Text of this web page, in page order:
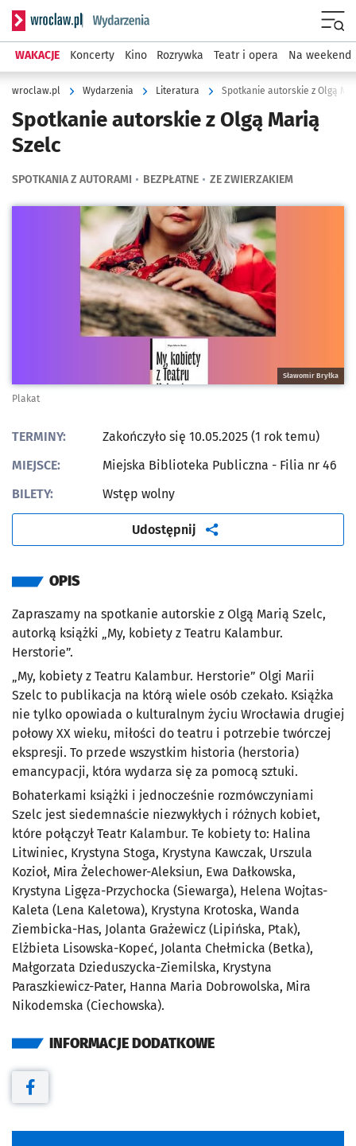
Serwis informacyjny wroclaw.pl podserwis: Wydarzenia
WAKACJE Koncerty Kino Rozrywka Teatr i opera Na weekend
wroclaw.pl Wydarzenia Literatura Spotkanie autorskie z Olgą
Spotkanie autorskie z Olgą Marią
Szelc
SPOTKANIA Z AUTORAMI BEZPŁATNE ZE ZWIERZAKIEM
Kliknij, aby powiększyć
Sławomir Bryłka
Plakat
TERMINY:
Zakończyło się 10.05.2025 (1 rok temu)
MIEJSCE:
Miejska Biblioteka Publiczna - Filia nr 46
BILETY:
Wstęp wolny
Udostępnij artykuł
OPIS
Zapraszamy na spotkanie autorskie z Olgą Marią Szelc,
autorką książki „My, kobiety z Teatru Kalambur.
Herstorie”.
„My, kobiety z Teatru Kalambur. Herstorie” Olgi Marii
Szelc to publikacja na którą wiele osób czekało. Książka
nie tylko opowiada o kulturalnym życiu Wrocławia drugiej
połowy XX wieku, miłości do teatru i potrzebie twórczej
ekspresji. To przede wszystkim historia (herstoria)
emancypacji, która wydarza się za pomocą sztuki.
Bohaterkami książki i jednocześnie rozmówczyniami
Szelc jest siedemnaście niezwykłych i różnych kobiet,
które połączył Teatr Kalambur. Te kobiety to: Halina
Litwiniec, Krystyna Stoga, Krystyna Kawczak, Urszula
Kozioł, Mira Żelechower-Aleksiun, Ewa Dałkowska,
Krystyna Ligęza-Przychocka (Siewarga), Helena Wojtas-
Kaleta (Lena Kaletowa), Krystyna Krotoska, Wanda
Ziembicka-Has, Jolanta Grażewicz (Lipińska, Ptak),
Elżbieta Lisowska-Kopeć, Jolanta Chełmicka (Betka),
Małgorzata Dzieduszycka-Ziemilska, Krystyna
Paraszkiewicz-Pater, Hanna Maria Dobrowolska, Mira
Nikodemska (Ciechowska).
INFORMACJE DODATKOWE
Otwiera się w nowej karcie